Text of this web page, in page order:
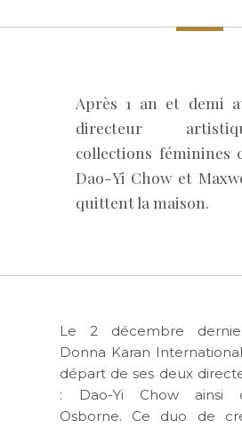
Après 1 an et demi
directeur
collections féminines
Dao-Yi Chow et
quittent la maison.
Le 2 décembre
Donna Karan
départ de ses deux
: Dao-Yi Chow ainsi
Osborne. Ce duo de